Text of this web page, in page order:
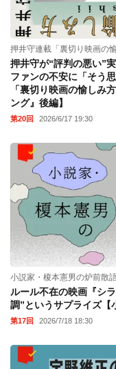
押井守連載「裏切り映画の愉
押井守が“評判の悪い”
ファンの不安に「そう
「裏切り映画の愉しみ
ング』後編】
第20回 2026/6/17 19:30
小説家・榎本憲男の炉前散
ルール不在の映画『シ
調”というサプライズ【
第17回 2026/7/18 18:30